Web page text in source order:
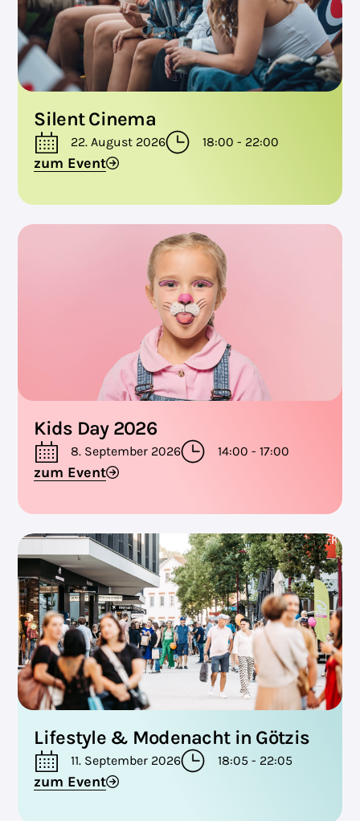
Silent Cinema
22. August 2026 18:00 - 22:00
zum Event
Kids Day 2026
8. September 2026 14:00 - 17:00
zum Event
Lifestyle & Modenacht in Götzis
11. September 2026 18:05 - 22:05
zum Event